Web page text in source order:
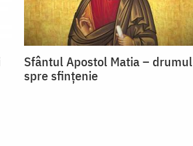
Sfântul Apostol Matia – drumul
spre sfințenie